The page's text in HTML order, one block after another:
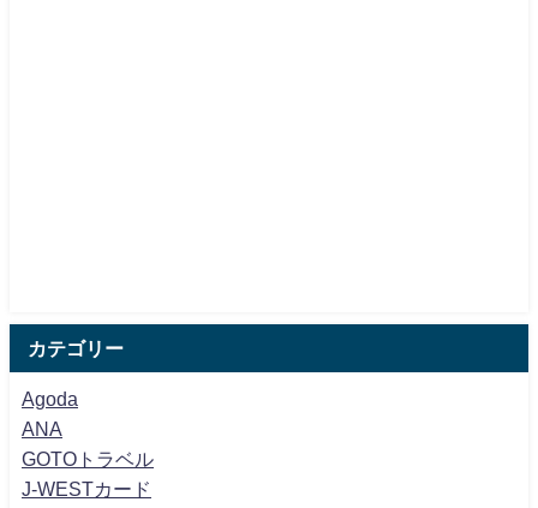
カテゴリー
Agoda
ANA
GOTOトラベル
J-WESTカード